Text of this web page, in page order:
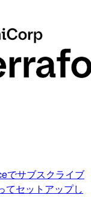
でサブスクライブ
てセットアップし